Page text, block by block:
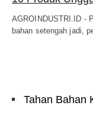
AGROINDUSTRI.ID -
bahan setengah jadi,
Tahan Bahan